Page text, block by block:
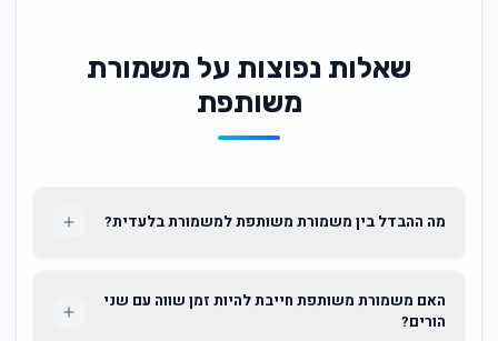
שאלות נפוצות על משמורת
משותפת
מה ההבדל בין משמורת משותפת למשמורת בלעדית?
האם משמורת משותפת חייבת להיות זמן שווה עם שני
הורים?